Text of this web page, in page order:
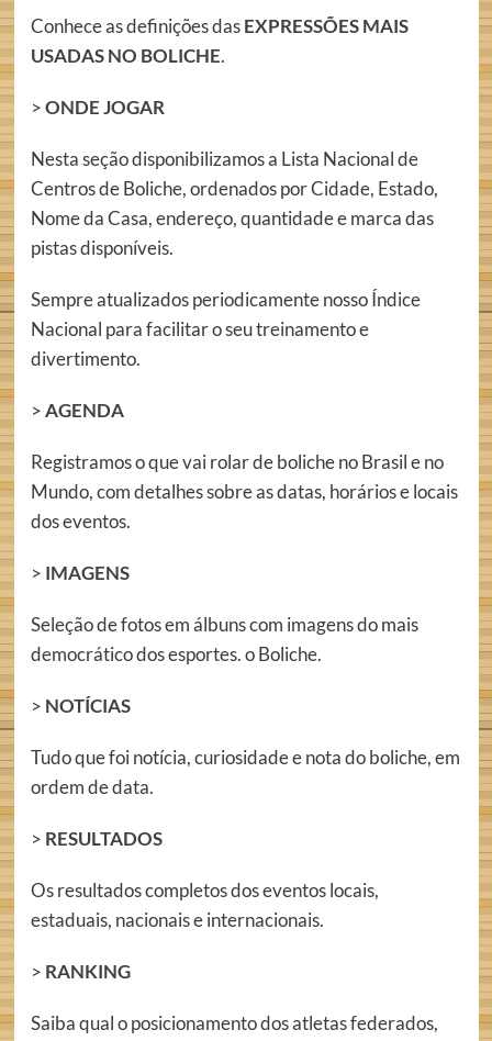
Conhece as definições dasEXPRESSÕES MAIS
USADAS NO BOLICHE.
>ONDE JOGAR
Nesta seção disponibilizamos a Lista Nacional de
Centros de Boliche, ordenados por Cidade, Estado,
Nome da Casa, endereço, quantidade e marca das
pistas disponíveis.
Sempre atualizados periodicamente nosso Índice
Nacional para facilitar o seu treinamento e
divertimento.
>AGENDA
Registramos o que vai rolar de boliche no Brasil e no
Mundo, com detalhes sobre as datas, horários e locais
dos eventos.
> IMAGENS
Seleção de fotos em álbuns com imagens do mais
democrático dos esportes. o Boliche.
> NOTÍCIAS
Tudo que foi notícia, curiosidade e nota do boliche, em
ordem de data.
> RESULTADOS
Os resultados completos dos eventos locais,
estaduais, nacionais e internacionais.
> RANKING
Saiba qual o posicionamento dos atletas federados,